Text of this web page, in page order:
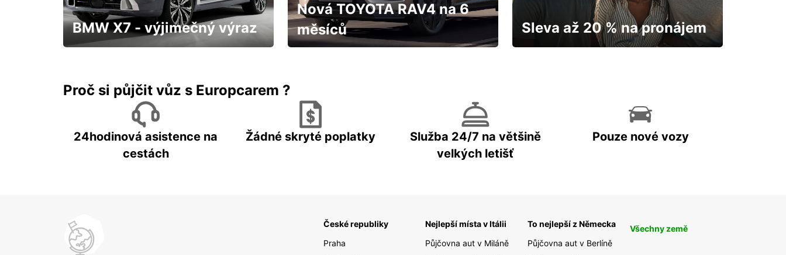
BMW X7 - výjimečný výraz
Nová TOYOTA RAV4 na 6
měsíců
Sleva až 20 % na pronájem
Proč si půjčit vůz s Europcarem ?
24hodinová asistence na
cestách
Žádné skryté poplatky
Služba 24/7 na většině
velkých letišť
Pouze nové vozy
České republiky
Praha
Nejlepší místa v Itálii
Půjčovna aut v Miláně
To nejlepší z Německa
Půjčovna aut v Berlíně
Všechny země